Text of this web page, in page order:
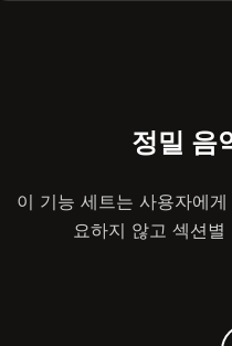
정밀 음
이 기능 세트는 사용자에
요하지 않고 섹션